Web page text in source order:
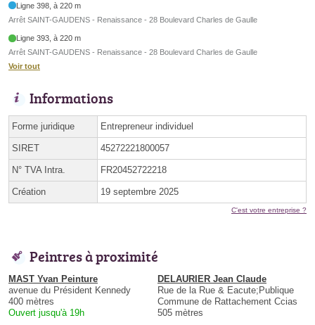
Ligne 398, à 220 m
Arrêt SAINT-GAUDENS - Renaissance - 28 Boulevard Charles de Gaulle
Ligne 393, à 220 m
Arrêt SAINT-GAUDENS - Renaissance - 28 Boulevard Charles de Gaulle
Voir tout
Informations
Forme juridique Entrepreneur individuel
SIRET 45272221800057
N° TVA Intra. FR20452722218
Création 19 septembre 2025
C'est votre entreprise ?
Peintres à proximité
MAST Yvan Peinture
avenue du Président Kennedy
400 mètres
Ouvert jusqu'à 19h
DELAURIER Jean Claude
Rue de la Rue & Eacute;Publique
Commune de Rattachement Ccias
505 mètres